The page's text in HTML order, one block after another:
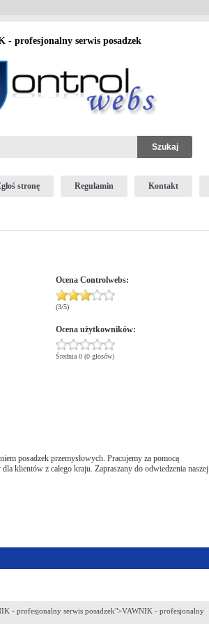
- profesjonalny serwis posadzek
stronę Regulamin Kontakt
Ocena Controlwebs:
(3/5)
Ocena użytkowników:
Średnia 0 (0 głosów)
posadzek przemysłowych. Pracujemy za pomocą
klientów z całego kraju. Zapraszany do odwiedzenia naszej